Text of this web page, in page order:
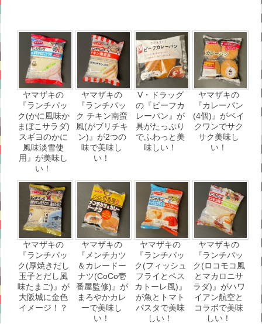
ヤマザキの
『ランチパッ
ク(かに風味か
まぼこサラダ)
スギヨのかに
風味淡雪使
用』が美味し
い！
ヤマザキの
『ランチパッ
ク チキン南蛮
風(がブリチキ
ン)』が2つの
味で美味し
い！
V・ドラッグ
の『ビーフカ
レーパン』が
具がたっぷり
でふわっと美
味しい！
ヤマザキの
『カレーパン
(4個)』がベイ
クワンでサク
サク美味し
い！
ヤマザキの
『ランチパッ
ク(厚焼きだし
玉子とだし風
味たまご)』が
大阪城に金色
イメージ！？
ヤマザキの
『メンチカツ
＆カレードー
ナツ(CoCo壱
番屋監修)』が
まろやかカレ
ーで美味し
い！
ヤマザキの
『ランチパッ
ク(フィッシュ
フライとペス
カトーレ風)』
が魚とトマト
パスタで美味
しい！
ヤマザキの
『ランチパッ
ク(ロコモコ風
とマカロニサ
ラダ)』がハワ
イアン航空と
コラボで美味
しい！